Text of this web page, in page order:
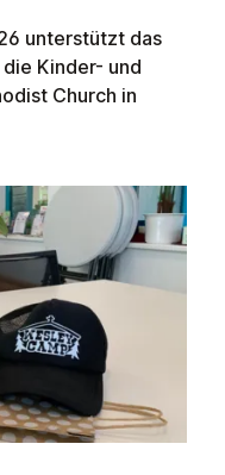
unterstützt das
Kinder- und
Church in